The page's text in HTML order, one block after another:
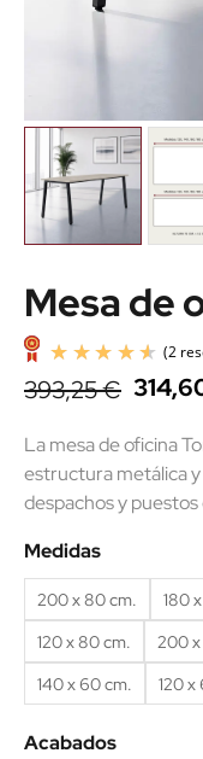
Mesa de
393,25 €
La mesa de oficina
estructura metálica
despachos y
Medidas
200 x 80 cm. 180
120 x 80 cm.
200
140 x 60 cm.
120 x
Acabados